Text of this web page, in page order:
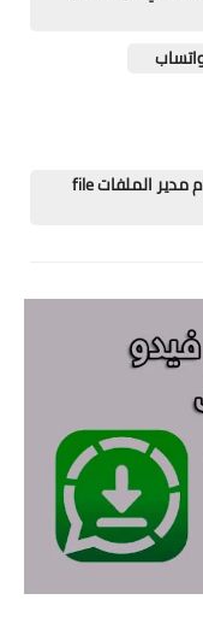
تحميل قصص ال واتساب باستخدام مدير الملفات file